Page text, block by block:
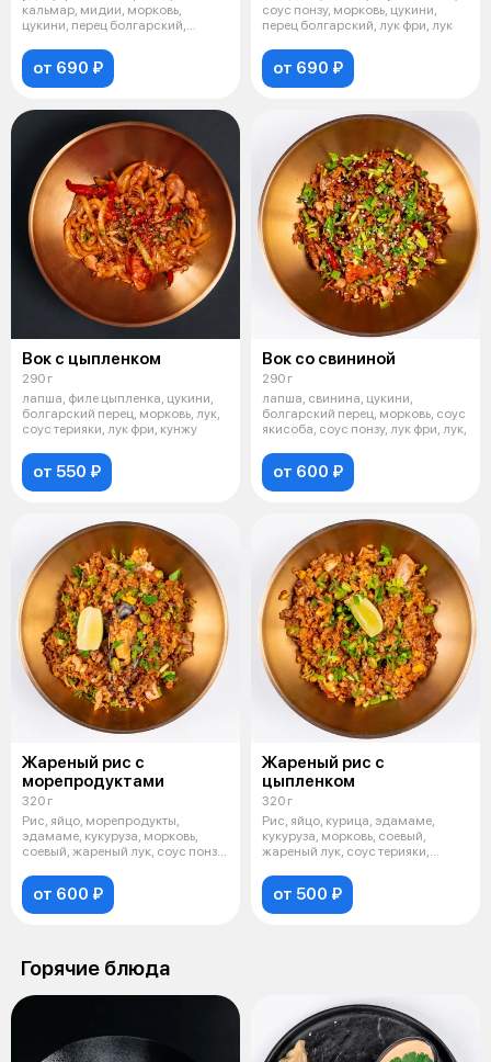
кальмар, мидии, морковь,
цукини, перец болгарский,
от 690 ₽
соус понзу, морковь, цукини,
перец болгарский, лук фри, лук
от 690 ₽
Вок с цыпленком
290 г
лапша, филе цыпленка, цукини,
болгарский перец, морковь, лук,
соус терияки, лук фри, кунжу
от 550 ₽
Вок со свининой
290 г
лапша, свинина, цукини,
болгарский перец, морковь, соус
якисоба, соус понзу, лук фри, лук,
от 600 ₽
Жареный рис с
морепродуктами
320 г
Рис, яйцо, морепродукты,
эдамаме, кукуруза, морковь,
соевый, жареный лук, соус понзу,
от 600 ₽
Жареный рис с
цыпленком
320 г
Рис, яйцо, курица, эдамаме,
кукуруза, морковь, соевый,
жареный лук, соус терияки,
от 500 ₽
Горячие блюда